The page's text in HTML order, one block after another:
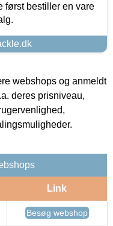
først bestiller en vare
webshops og anmeldt
deres prisniveau,
Link
Besøg webshop